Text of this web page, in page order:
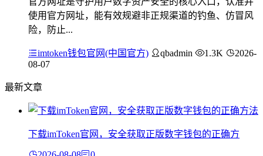
使用官方网址，能有效规避非正规渠道的钓鱼、仿冒风
险，防止...
imtoken钱包官网(中国官方) qbadmin 1.3K
2026-
08-07
最新文章
下载imToken官网，安全获取正版数字钱包的正确方